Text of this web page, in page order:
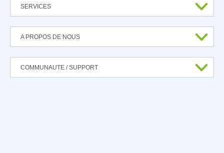
SERVICES
A PROPOS DE NOUS
COMMUNAUTE / SUPPORT